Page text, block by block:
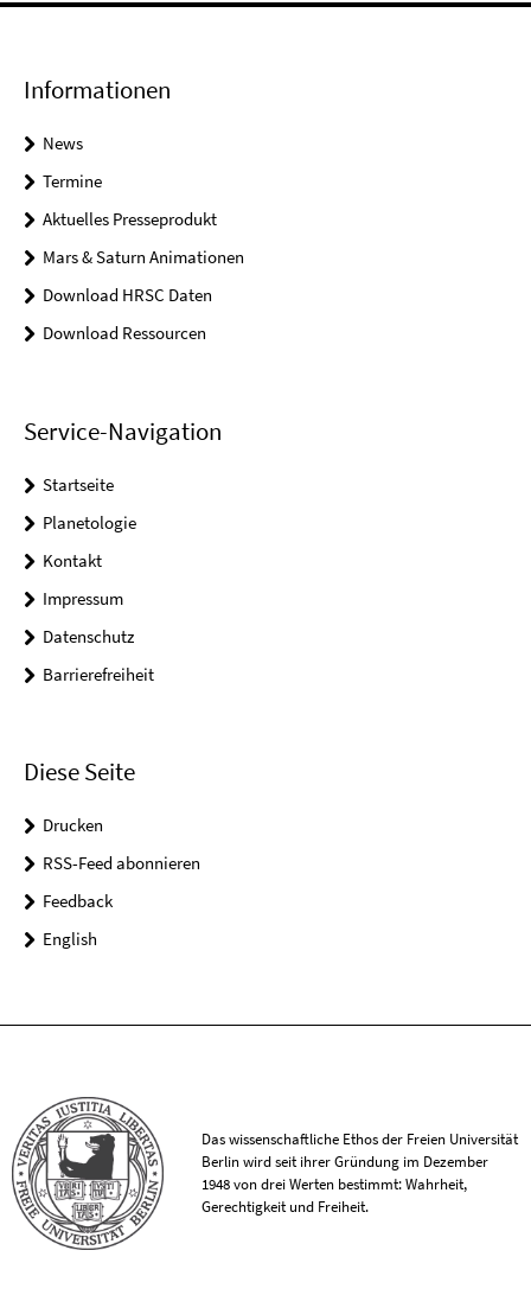
Informationen
News
Termine
Aktuelles Presseprodukt
Mars & Saturn Animationen
Download HRSC Daten
Download Ressourcen
Service-Navigation
Startseite
Planetologie
Kontakt
Impressum
Datenschutz
Barrierefreiheit
Diese Seite
Drucken
RSS-Feed abonnieren
Feedback
English
Das wissenschaftliche Ethos der Freien Universität
Berlin wird seit ihrer Gründung im Dezember
1948 von drei Werten bestimmt: Wahrheit,
Gerechtigkeit und Freiheit.